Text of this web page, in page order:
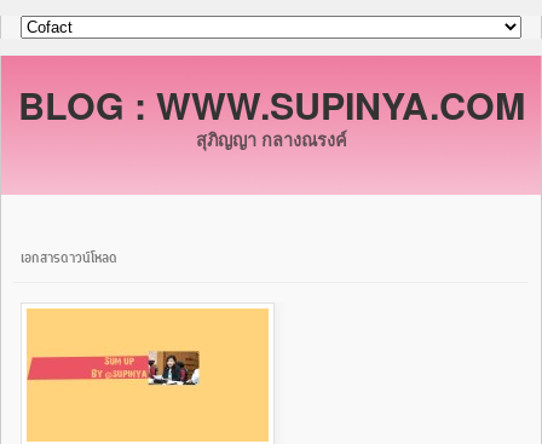
BLOG : WWW.SUPINYA.COM
สุภิญญา กลางณรงค์
เอกสารดาวน์โหลด